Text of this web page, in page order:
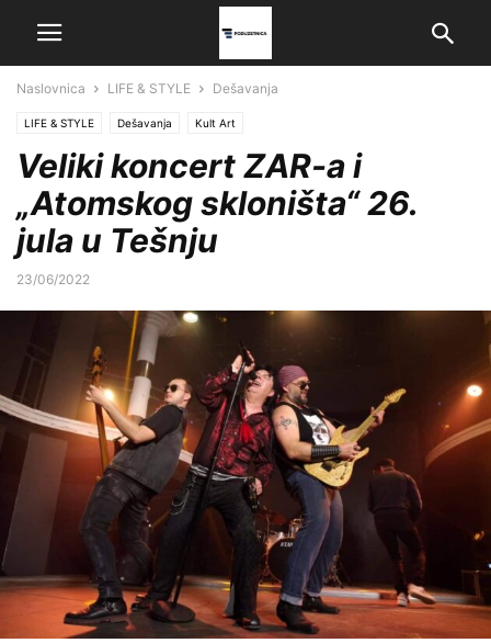
Naslovnica LIFE & STYLE Dešavanja
LIFE & STYLE Dešavanja Kult Art
Veliki koncert ZAR-a i
„Atomskog skloništa“ 26.
jula u Tešnju
23/06/2022